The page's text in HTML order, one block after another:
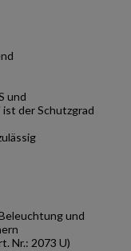
und
ist der Schutzgrad
und
Nr.: 2073 U)